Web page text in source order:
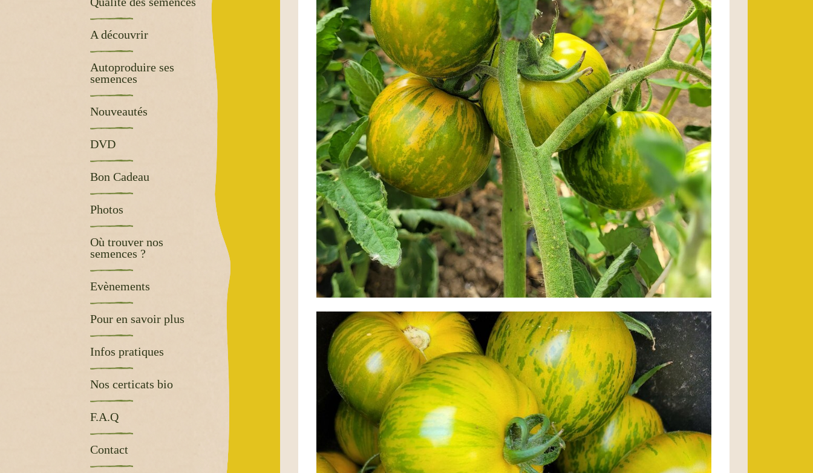
A découvrir
Autoproduire ses
semences
Nouveautés
DVD
Bon Cadeau
Photos
Où trouver nos
semences ?
Evènements
Pour en savoir plus
Infos pratiques
Nos certicats bio
F.A.Q
Contact